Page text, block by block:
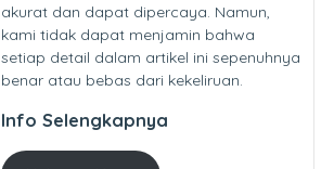
akurat dan dapat dipercaya. Namun,
kami tidak dapat menjamin bahwa
setiap detail dalam artikel ini sepenuhnya
benar atau bebas dari kekeliruan.
Info Selengkapnya